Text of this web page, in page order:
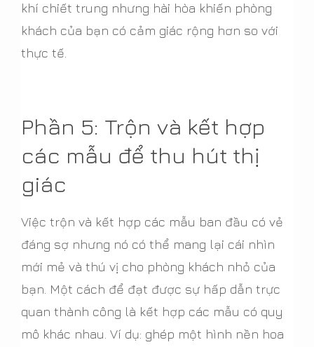
khí chiết trung nhưng hài hòa khiến phòng
khách của bạn có cảm giác rộng hơn so với
thực tế.
Phần 5: Trộn và kết hợp
các mẫu để thu hút thị
giác
Việc trộn và kết hợp các mẫu ban đầu có vẻ
đáng sợ nhưng nó có thể mang lại cái nhìn
mới mẻ và thú vị cho phòng khách nhỏ của
bạn. Một cách để đạt được sự hấp dẫn trực
quan thành công là kết hợp các mẫu có quy
mô khác nhau. Ví dụ: ghép một hình nền hoa